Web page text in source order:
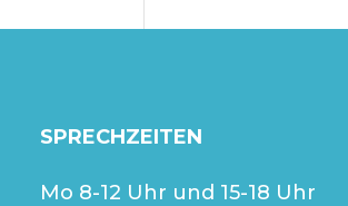
SPRECHZEITEN
Mo 8-12 Uhr und 15-18 Uhr